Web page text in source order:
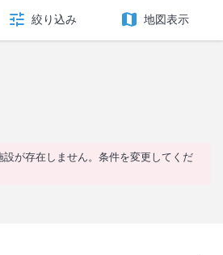
絞り込み 地図表示
が存在しません。条件を変更してくだ